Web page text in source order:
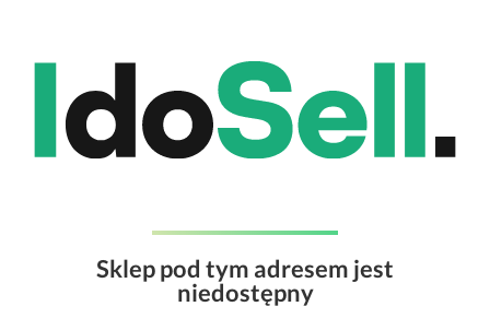
Sklep pod tym adresem jest
niedostępny